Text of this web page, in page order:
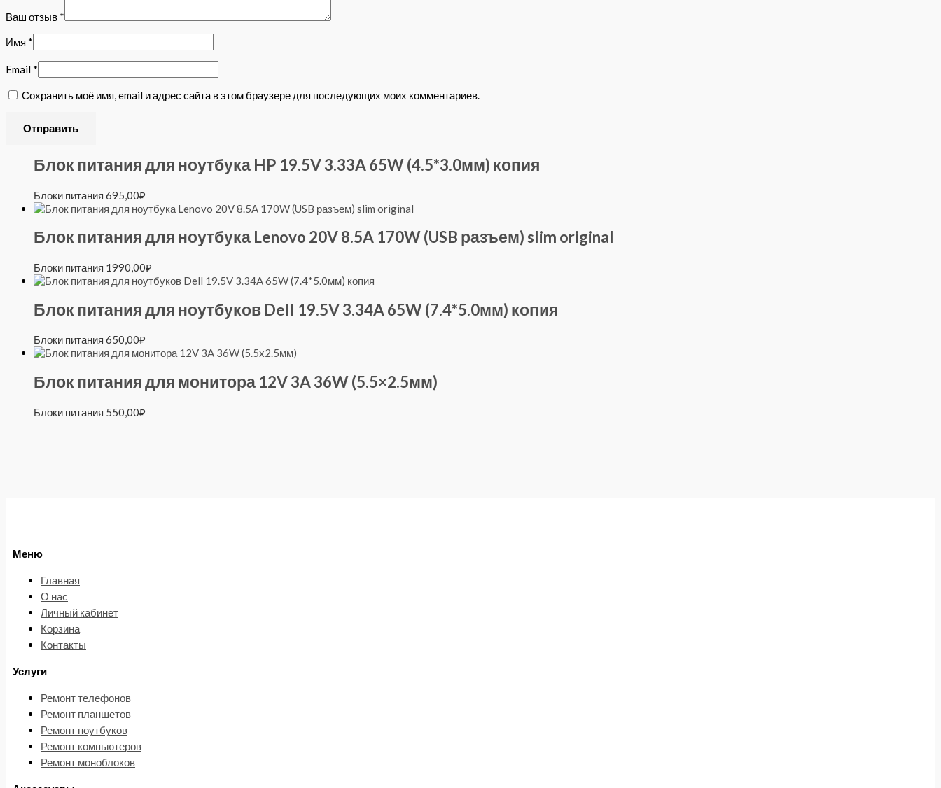
Ваш отзыв *
Имя *
Email *
Сохранить моё имя, email и адрес сайта в этом браузере для последующих моих комментариев.
Блок питания для ноутбука HP 19.5V 3.33A 65W (4.5*3.0мм) копия
Блоки питания 695,00₽
Блок питания для ноутбука Lenovo 20V 8.5A 170W (USB разъем) slim original
Блоки питания 1990,00₽
Блок питания для ноутбуков Dell 19.5V 3.34A 65W (7.4*5.0мм) копия
Блоки питания 650,00₽
Блок питания для монитора 12V 3A 36W (5.5×2.5мм)
Блоки питания 550,00₽
Меню
Главная
О нас
Личный кабинет
Корзина
Контакты
Услуги
Ремонт телефонов
Ремонт планшетов
Ремонт ноутбуков
Ремонт компьютеров
Ремонт моноблоков